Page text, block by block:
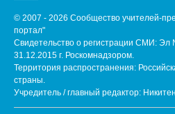
© 2007 - 2026 Сообщество учителей-
портал"
Свидетельство о регистрации СМИ:
31.12.2015 г. Роскомнадзором.
Территория распространения:
страны.
Учредитель / главный редактор: